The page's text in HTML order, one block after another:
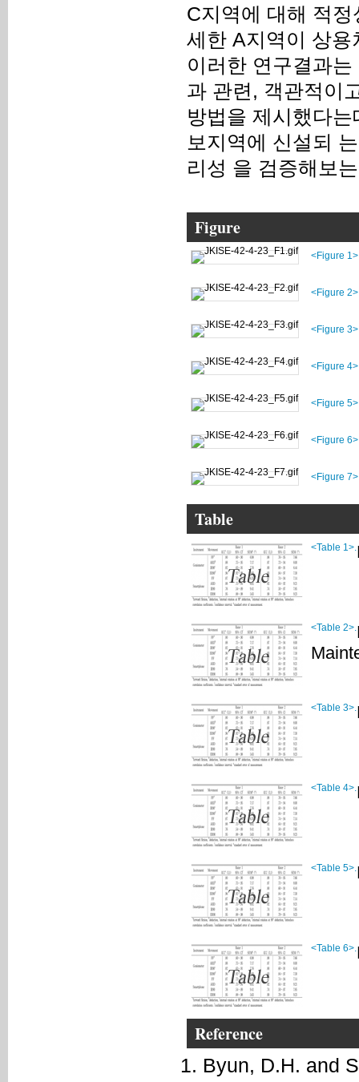
C지역에 대해 적
세한 A지역이 상
이러한 연구결과
과 관련, 객관적이
방법을 제시했다
보지역에 신설되
리성 을 검증해보
Figure
<Figure
<Figure
<Figure
<Figure
<Figure
<Figure
<Figure
Table
<Table 1>.
<Table 2>.
<Table 3>.
<Table 4>.
<Table 5>.
<Table 6>.
Reference
Byun, D.H. and